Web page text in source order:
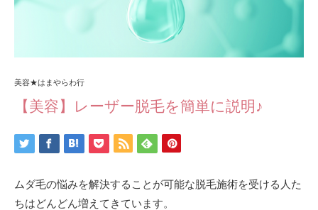
美容★はまやらわ行
【美容】レーザー脱毛を簡単に説明♪
ムダ毛の悩みを解決することが可能な脱毛施術を受ける人た
ちはどんどん増えてきています。